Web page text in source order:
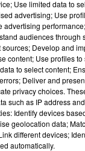
Paris s'est rallié
des
être prête à
Use limited data to
advertising; Use
advertising
audiences through
sources; Develop and
content; Use profiles
to select content;
Deliver and
privacy choices.
such as IP address
Identify devices
geolocation data;
different devices;
automatically.